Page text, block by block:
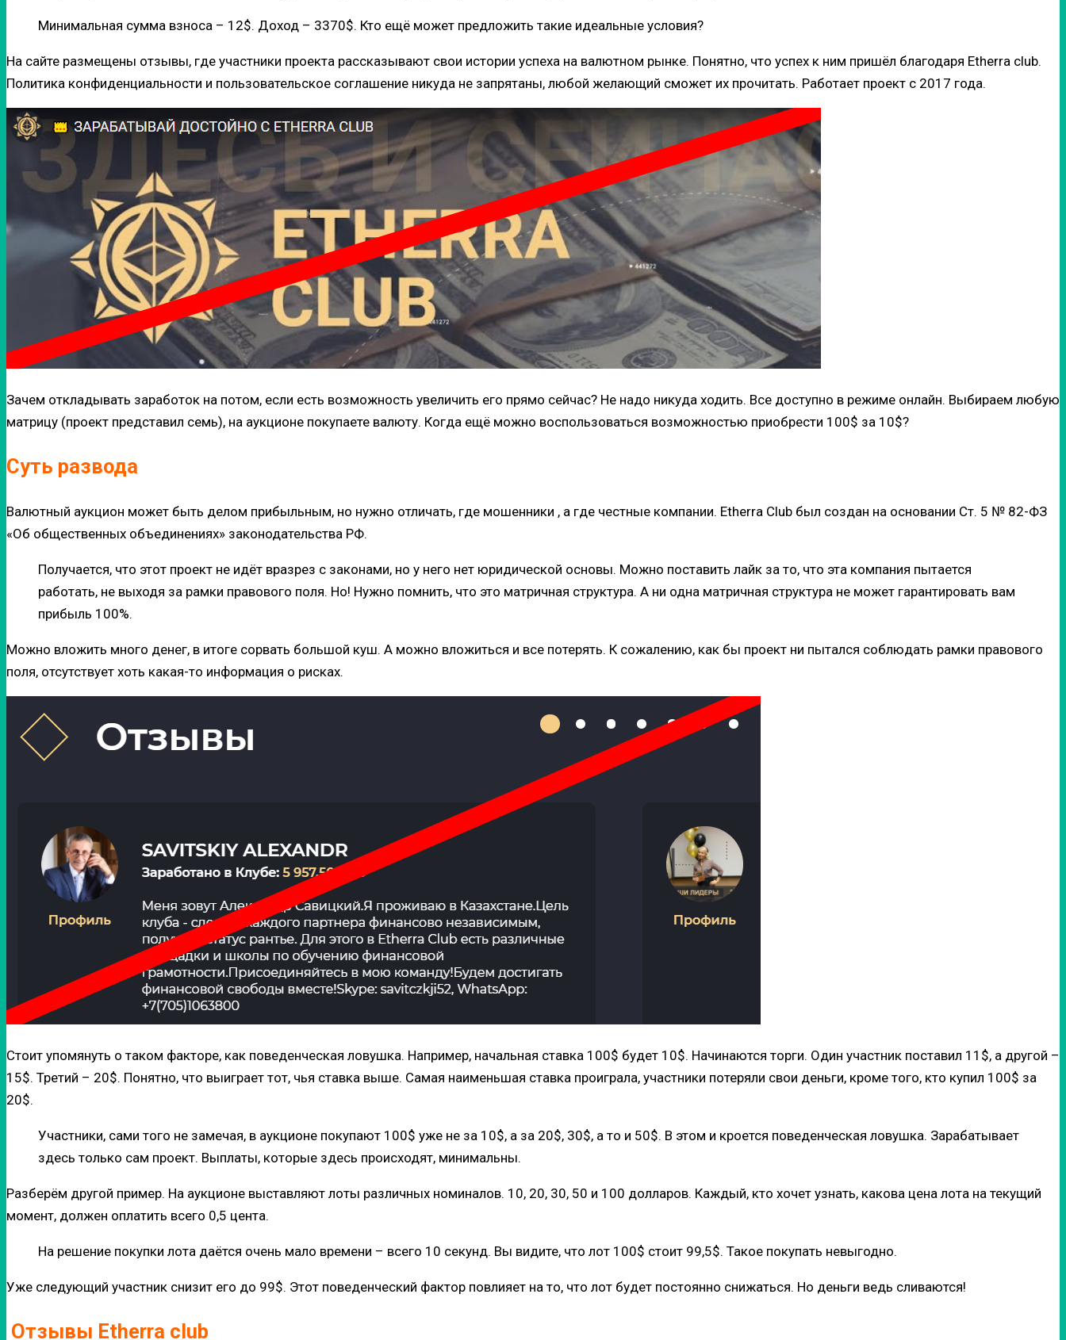
Минимальная сумма взноса – 12$. Доход – 3370$. Кто ещё может предложить такие идеальные условия?
На сайте размещены отзывы, где участники проекта рассказывают свои истории успеха на валютном рынке. Понятно, что успех к ним пришёл благодаря Etherra club.
Политика конфиденциальности и пользовательское соглашение никуда не запрятаны, любой желающий сможет их прочитать. Работает проект с 2017 года.
Зачем откладывать заработок на потом, если есть возможность увеличить его прямо сейчас? Не надо никуда ходить. Все доступно в режиме онлайн. Выбираем любую
матрицу (проект представил семь), на аукционе покупаете валюту. Когда ещё можно воспользоваться возможностью приобрести 100$ за 10$?
Суть развода
Валютный аукцион может быть делом прибыльным, но нужно отличать, где мошенники , а где честные компании. Etherra Club был создан на основании Ст. 5 № 82-ФЗ
«Об общественных объединениях» законодательства РФ.
Получается, что этот проект не идёт вразрез с законами, но у него нет юридической основы. Можно поставить лайк за то, что эта компания пытается
работать, не выходя за рамки правового поля. Но! Нужно помнить, что это матричная структура. А ни одна матричная структура не может гарантировать вам
прибыль 100%.
Можно вложить много денег, в итоге сорвать большой куш. А можно вложиться и все потерять. К сожалению, как бы проект ни пытался соблюдать рамки правового
поля, отсутствует хоть какая-то информация о рисках.
Стоит упомянуть о таком факторе, как поведенческая ловушка. Например, начальная ставка 100$ будет 10$. Начинаются торги. Один участник поставил 11$, а другой –
15$. Третий – 20$. Понятно, что выиграет тот, чья ставка выше. Самая наименьшая ставка проиграла, участники потеряли свои деньги, кроме того, кто купил 100$ за
20$.
Участники, сами того не замечая, в аукционе покупают 100$ уже не за 10$, а за 20$, 30$, а то и 50$. В этом и кроется поведенческая ловушка. Зарабатывает
здесь только сам проект. Выплаты, которые здесь происходят, минимальны.
Разберём другой пример. На аукционе выставляют лоты различных номиналов. 10, 20, 30, 50 и 100 долларов. Каждый, кто хочет узнать, какова цена лота на текущий
момент, должен оплатить всего 0,5 цента.
На решение покупки лота даётся очень мало времени – всего 10 секунд. Вы видите, что лот 100$ стоит 99,5$. Такое покупать невыгодно.
Уже следующий участник снизит его до 99$. Этот поведенческий фактор повлияет на то, что лот будет постоянно снижаться. Но деньги ведь сливаются!
Отзывы Etherra club